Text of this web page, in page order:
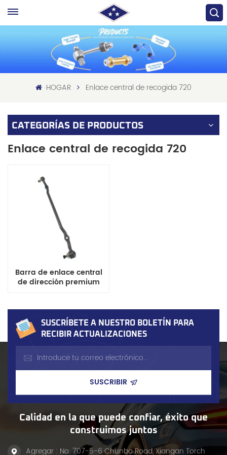
HOGAR Enlace central de recogida 720
CATEGORÍAS DE PRODUCTOS
Enlace central de recogida 720
Barra de enlace central
de dirección premium
rendimiento óptimo
SUSCRÍBETE A NUESTRO BOLETÍN PARA
RECIBIR ACTUALIZACIONES
Calidad en la que puede confiar, éxito que
construimos juntos
Agregar : No. 707-5-6 Chunbo Road, Xiangan Torch